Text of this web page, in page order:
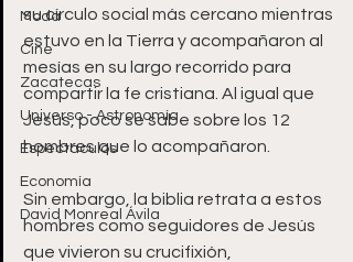
Moda
Cine
Zacatecas
Universo - Astronomía
Espectáculos
Economía
David Monreal Ávila
su círculo social más cercano mientras
estuvo en la Tierra y acompañaron al
mesías en su largo recorrido para
compartir la fe cristiana. Al igual que
Jesús, poco se sabe sobre los 12
hombres que lo acompañaron.
Sin embargo, la biblia retrata a estos
hombres como seguidores de Jesús
que vivieron su crucifixión,